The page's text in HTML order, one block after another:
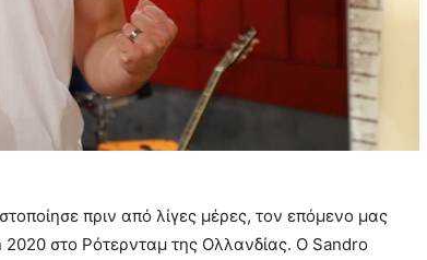
πριν από λίγες μέρες, τον επόμενο μας
στο Ρότερνταμ της Ολλανδίας. Ο Sandro